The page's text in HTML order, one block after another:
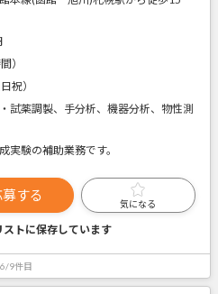
）
祝）
試薬調製、手分析、機器分析、物性測
実験の補助業務です。
募する
気になる
ストに保存しています
6/9件目